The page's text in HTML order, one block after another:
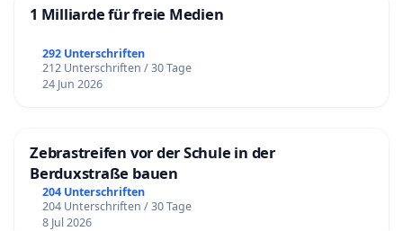
1 Milliarde für freie Medien
292 Unterschriften
212 Unterschriften / 30 Tage
24 Jun 2026
Zebrastreifen vor der Schule in der
Berduxstraße bauen
204 Unterschriften
204 Unterschriften / 30 Tage
8 Jul 2026